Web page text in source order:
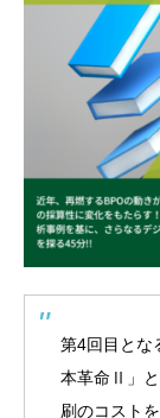
第4回目とな
本革命Ⅱ」と
刷のコスト